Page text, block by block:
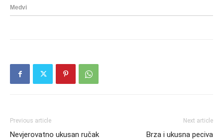
Previous article
Nevjerovatno ukusan ručak
Next article
Brza i ukusna peciva